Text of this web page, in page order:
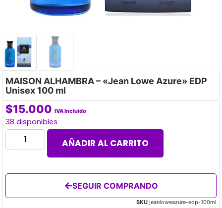
MAISON ALHAMBRA – «Jean Lowe Azure» EDP
Unisex 100 ml
$15.000 IVA Incluido
38 disponibles
AÑADIR AL CARRITO
SEGUIR COMPRANDO
SKU jeanloweazure-edp-100ml